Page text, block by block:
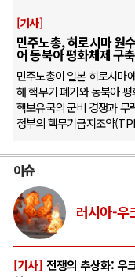
[기사]
민주노총, 히로시마 원
어 동북아 평화체제 구
민주노총이 일본 히로시마
해 핵무기 폐기와 동북아
핵보유국의 군비 경쟁과 무
정부의 핵무기금지조약
이슈
러시아-우
[기사] 전쟁의 추상화: 우